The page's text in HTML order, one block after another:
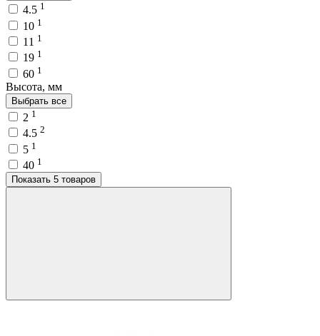
4.5 1
10 1
11 1
19 1
60 1
Высота, мм
Выбрать все
2 1
4.5 2
5 1
40 1
Показать 5 товаров